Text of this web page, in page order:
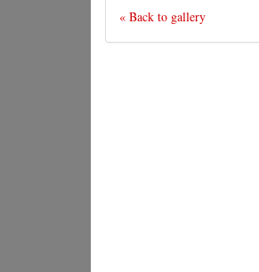
« Back to gallery